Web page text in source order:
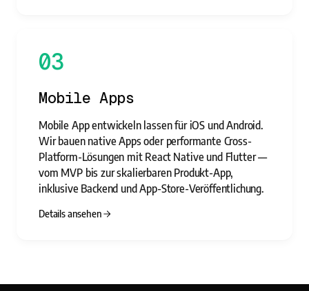
03
Mobile Apps
Mobile App entwickeln lassen für iOS und Android.
Wir bauen native Apps oder performante Cross-
Platform-Lösungen mit React Native und Flutter —
vom MVP bis zur skalierbaren Produkt-App,
inklusive Backend und App-Store-Veröffentlichung.
Details ansehen